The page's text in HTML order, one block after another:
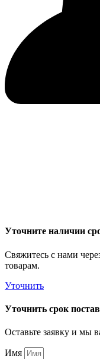
Уточните наличии
Свяжитесь с нами
товарам.
Уточнить
Уточнить срок
Оставьте заявку и мы
Имя